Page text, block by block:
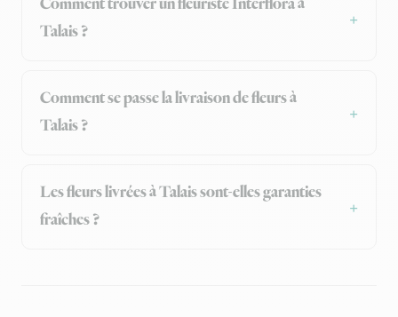
Comment trouver un fleuriste Interflora à
Talais ?
Comment se passe la livraison de fleurs à
Talais ?
Les fleurs livrées à Talais sont-elles garanties
fraîches ?